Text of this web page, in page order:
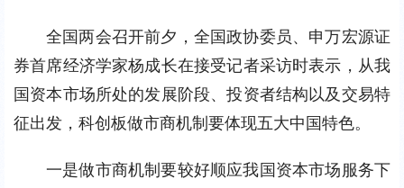
全国两会召开前夕，全国政协委员、申万宏源证
券首席经济学家杨成长在接受记者采访时表示，从我
国资本市场所处的发展阶段、投资者结构以及交易特
征出发，科创板做市商机制要体现五大中国特色。
一是做市商机制要较好顺应我国资本市场服务下